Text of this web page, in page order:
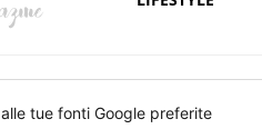
alle tue fonti Google preferite